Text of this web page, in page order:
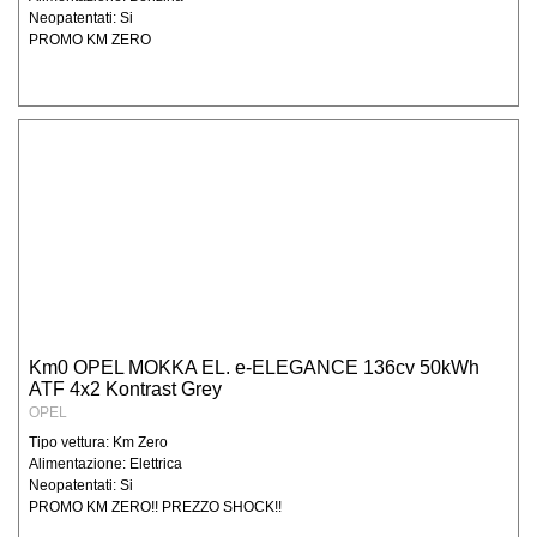
info@degidioauto.it L'ottenimento della
scritta alla sede della società.
Neopatentati: Si
PROMO KM ZERO
Km0 OPEL MOKKA EL. e-ELEGANCE 136cv 50kWh
ATF 4x2 Kontrast Grey
OPEL
Tipo vettura: Km Zero
Alimentazione: Elettrica
Neopatentati: Si
PROMO KM ZERO!! PREZZO SHOCK!!